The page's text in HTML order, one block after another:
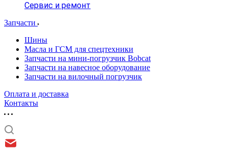
Сервис и ремонт
Запчасти
Шины
Масла и ГСМ для спецтехники
Запчасти на мини-погрузчик Bobcat
Запчасти на навесное оборудование
Запчасти на вилочный погрузчик
Оплата и доставка
Контакты